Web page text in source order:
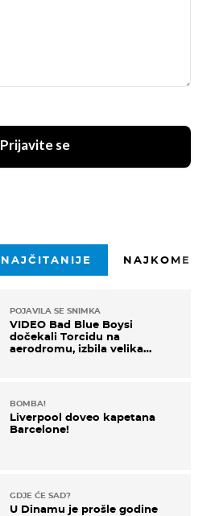
Prijavite se
NAJČITANIJE
POJAVILA SE SNIMKA
VIDEO Bad Blue Boysi
dočekali Torcidu na
aerodromu, izbila velika
BOMBA!
Liverpool doveo kapetana
Barcelone!
GDJE ĆE SAD?
U Dinamu je prošle godine